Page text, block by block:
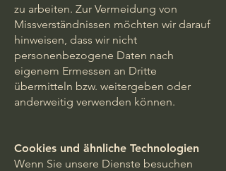
zu arbeiten. Zur Vermeidung von
Missverständnissen möchten wir darauf
hinweisen, dass wir nicht
personenbezogene Daten nach
eigenem Ermessen an Dritte
übermitteln bzw. weitergeben oder
anderweitig verwenden können.
Cookies und ähnliche Technologien
Wenn Sie unsere Dienste besuchen